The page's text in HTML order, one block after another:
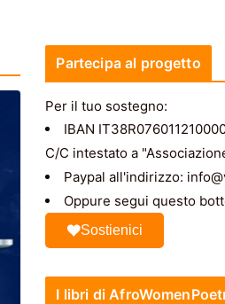
Partecipa al progetto
Per il tuo sostegno:
IBAN
C/C intestato a
Paypal all'indirizzo:
Oppure segui questo
Sostienici
I libri di